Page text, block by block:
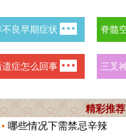
精彩推荐
哪些情况下需禁忌辛辣